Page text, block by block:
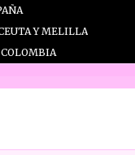
Y MELILLA
COLOMBIA